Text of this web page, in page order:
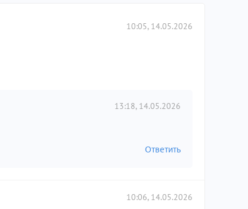
10:05, 14.05.2026
13:18, 14.05.2026
Ответить
10:06, 14.05.2026